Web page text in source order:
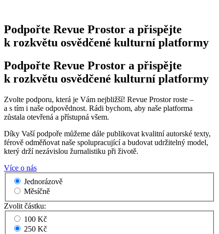
Podpořte Revue Prostor a přispějte
k rozkvětu osvědčené kulturní platformy
Podpořte Revue Prostor a přispějte
k rozkvětu osvědčené kulturní platformy
Zvolte podporu, která je Vám nejbližší! Revue Prostor roste –
a s tím i naše odpovědnost. Rádi bychom, aby naše platforma
zůstala otevřená a přístupná všem.
Díky Vaší podpoře můžeme dále publikovat kvalitní autorské texty,
férově odměňovat naše spolupracující a budovat udržitelný model,
který drží nezávislou žurnalistiku při životě.
Více o nás
Jednorázově
Měsíčně
Zvolit částku:
100 Kč
250 Kč